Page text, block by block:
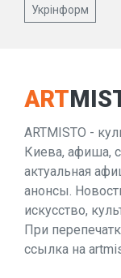
Укрінформ
ART
ARTMISTO -
Киева, афиша,
актуальная
анонсы.
искусство,
При
ссылка на